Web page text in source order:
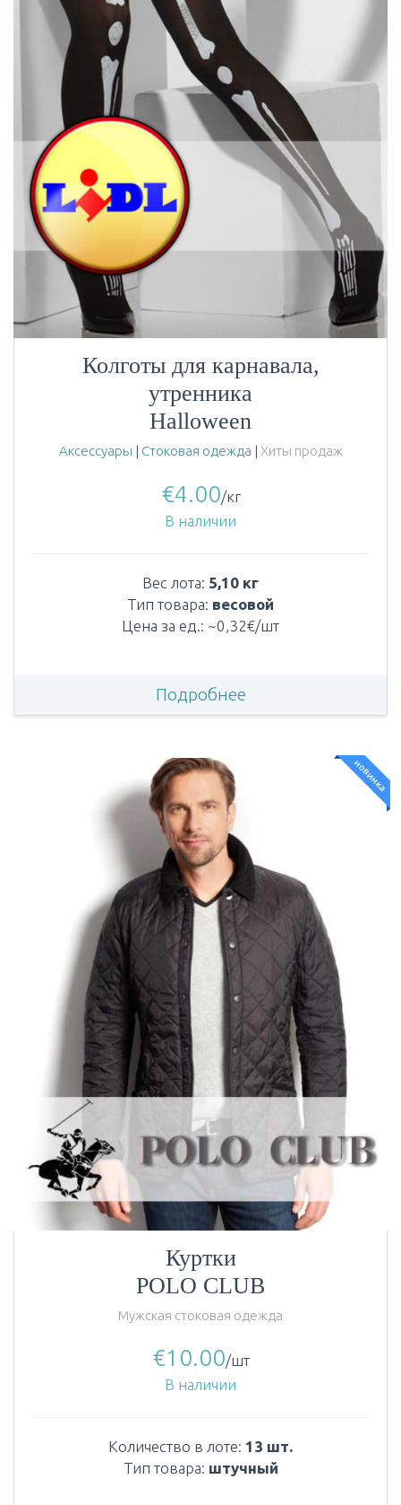
Колготы для карнавала,
утренника
Halloween
Аксессуары | Стоковая одежда | Хиты продаж
€4.00/кг
В наличии
Вес лота: 5,10 кг
Тип товара: весовой
Цена за ед.: ~0,32€/шт
Подробнее
новинка
Куртки
POLO CLUB
Мужская стоковая одежда
€10.00/шт
В наличии
Количество в лоте: 13 шт.
Тип товара: штучный